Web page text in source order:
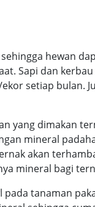
hewan
Sapi dan kerbau
setiap bulan.
yang dimakan
mineral
akan
mineral bagi
tanaman